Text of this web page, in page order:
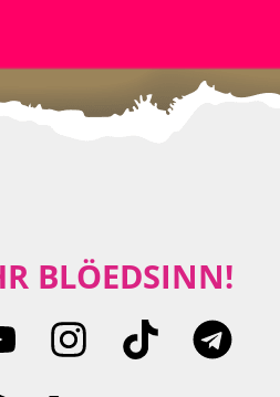
BLÖEDSINN!